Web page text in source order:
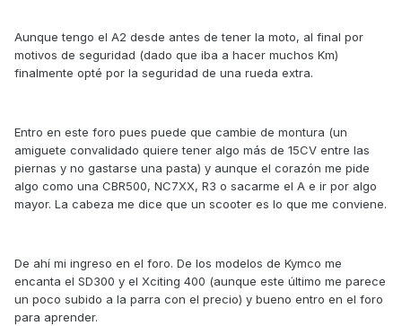
Aunque tengo el A2 desde antes de tener la moto, al final por
motivos de seguridad (dado que iba a hacer muchos Km)
finalmente opté por la seguridad de una rueda extra.
Entro en este foro pues puede que cambie de montura (un
amiguete convalidado quiere tener algo más de 15CV entre las
piernas y no gastarse una pasta) y aunque el corazón me pide
algo como una CBR500, NC7XX, R3 o sacarme el A e ir por algo
mayor. La cabeza me dice que un scooter es lo que me conviene.
De ahí mi ingreso en el foro. De los modelos de Kymco me
encanta el SD300 y el Xciting 400 (aunque este último me parece
un poco subido a la parra con el precio) y bueno entro en el foro
para aprender.